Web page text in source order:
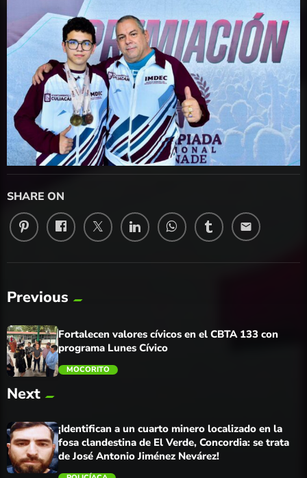
SHARE ON
email
Previous
Fortalecen valores cívicos en el CBTA 133 con
programa Lunes Cívico
MOCORITO
Next
¡Identifican a un cuarto minero localizado en la
fosa clandestina de El Verde, Concordia: se trata
de José Antonio Jiménez Nevárez!